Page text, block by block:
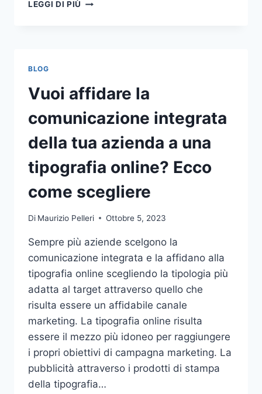
LEGGI DI PIÙ
BLOG
Vuoi affidare la
comunicazione integrata
della tua azienda a una
tipografia online? Ecco
come scegliere
Di Maurizio Pelleri Ottobre 5, 2023
Sempre più aziende scelgono la
comunicazione integrata e la affidano alla
tipografia online scegliendo la tipologia più
adatta al target attraverso quello che
risulta essere un affidabile canale
marketing. La tipografia online risulta
essere il mezzo più idoneo per raggiungere
i propri obiettivi di campagna marketing. La
pubblicità attraverso i prodotti di stampa
della tipografia…